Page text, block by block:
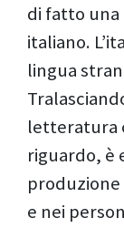
di fatto
italiano.
lingua
letteratura
riguardo, è
e nei